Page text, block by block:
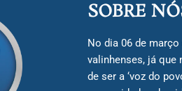
SOBRE
No dia 06 de
valinhenses, já
de ser a ‘voz do